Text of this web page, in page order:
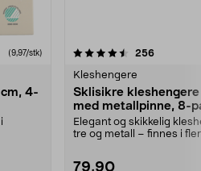
(9,97/stk)
4-
256
Kleshengere
Sklisikre
med metallpinne, 8-
Elegant og skikkelig
tre og metall – finnes i
79,90
4.5av 5 stjerner